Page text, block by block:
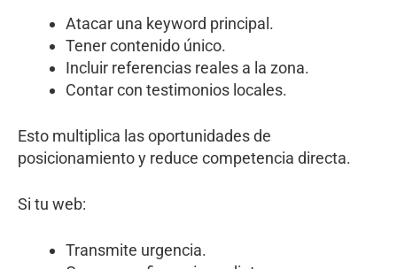
Atacar una keyword principal.
Tener contenido único.
Incluir referencias reales a la zona.
Contar con testimonios locales.
Esto multiplica las oportunidades de
posicionamiento y reduce competencia directa.
Si tu web:
Transmite urgencia.